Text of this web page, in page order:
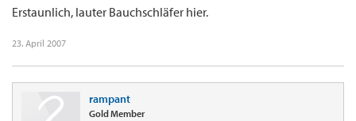
Erstaunlich, lauter Bauchschläfer hier.
23. April 2007
rampant
Gold Member